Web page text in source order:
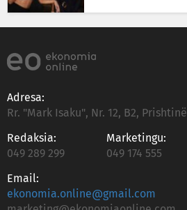
Adresa:
Rr. "Mark Isaku", Nr. 12, B2,
Redaksia:
049 289 299
Marketingu:
049 174 555
Email:
ekonomia.online@gmail.com